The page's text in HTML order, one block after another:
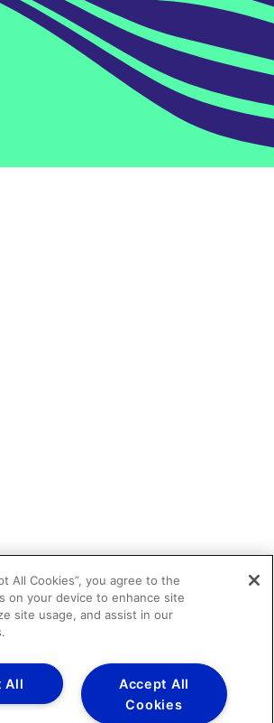
All Cookies”, you agree to the
on your device to enhance site
site usage, and assist in our
Accept All
Cookies
All